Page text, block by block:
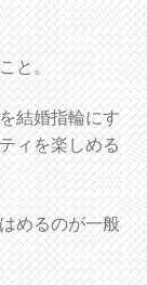
と。
結婚指輪にす
ィを楽しめる
めるのが一般